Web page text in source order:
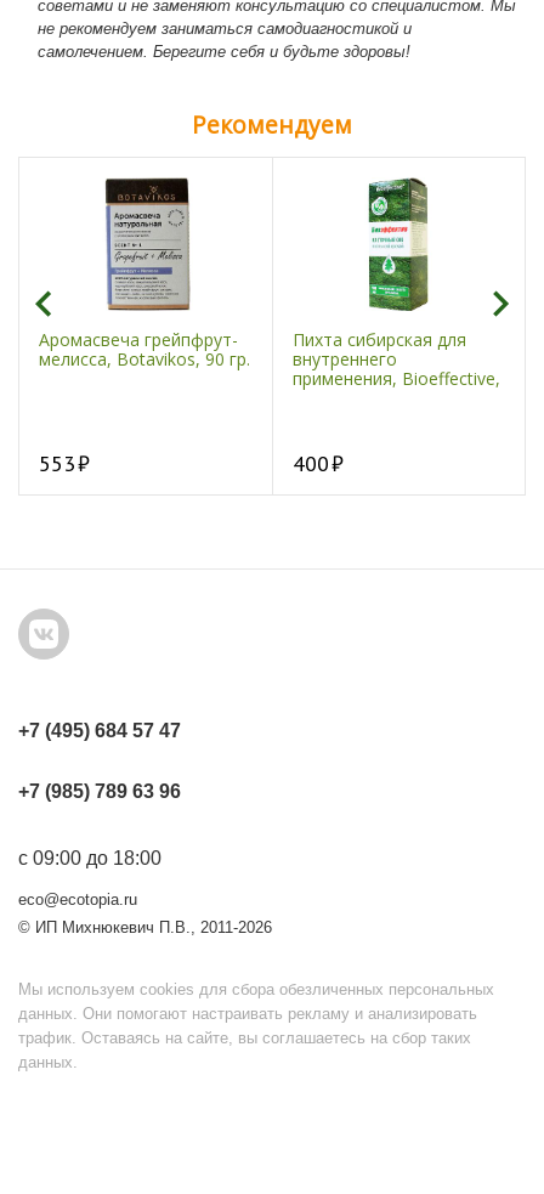
советами и не заменяют консультацию со специалистом. Мы
не рекомендуем заниматься самодиагностикой и
самолечением. Берегите себя и будьте здоровы!
Рекомендуем
Аромасвеча грейпфрут-
мелисса, Botavikos, 90 гр.
553
Пихта сибирская для
внутреннего
применения, Bioeffective,
30 мл
400
+7 (495) 684 57 47
+7 (985) 789 63 96
с 09:00 до 18:00
eco@ecotopia.ru
© ИП Михнюкевич П.В., 2011-2026
Мы используем cookies для сбора обезличенных персональных
данных. Они помогают настраивать рекламу и анализировать
трафик. Оставаясь на сайте, вы соглашаетесь на сбор таких
данных.